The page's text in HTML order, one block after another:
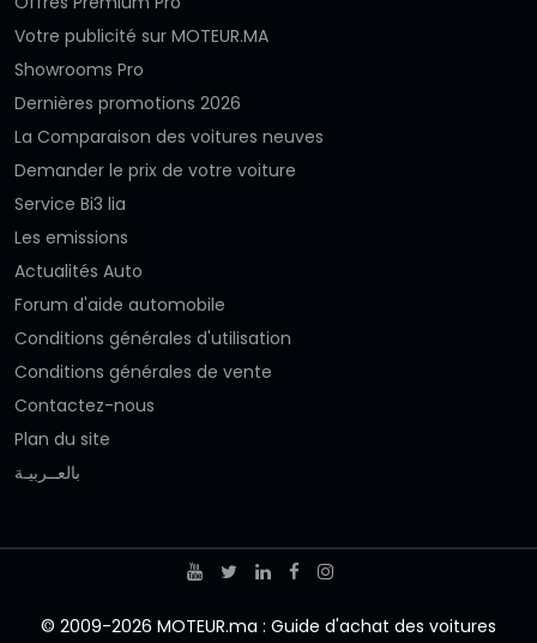
Votre publicité sur MOTEUR.MA
Showrooms Pro
Dernières promotions 2026
La Comparaison des voitures neuves
Demander le prix de votre voiture
Service Bi3 lia
Les emissions
Actualités Auto
Forum d'aide automobile
Conditions générales d'utilisation
Conditions générales de vente
Contactez-nous
Plan du site
بالعــربيـة
© 2009-2026 MOTEUR.ma : Guide d'achat des voitures